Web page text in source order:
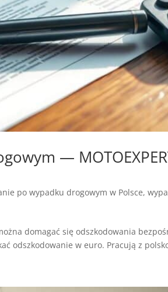
—
po wypadku drogowym w Polsce,
domagać się odszkodowania
odszkodowanie w euro. Pracują z